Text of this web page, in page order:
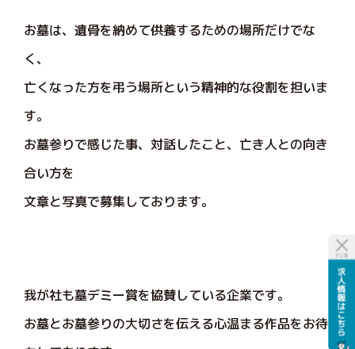
お墓は、遺骨を納めて供養するための場所だけでな
く、
亡くなった方を弔う場所という精神的な役割を担いま
す。
お墓参りで感じた事、対話したこと、亡き人との向き
合い方を
文章と写真で募集しております。
我が社も墓デミー賞を協賛している企業です。
お墓とお墓参りの大切さを伝える心温まる作品をお待